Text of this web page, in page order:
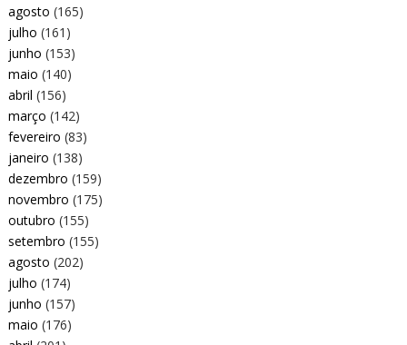
agosto (165)
julho (161)
junho (153)
maio (140)
abril (156)
março (142)
fevereiro (83)
janeiro (138)
dezembro (159)
novembro (175)
outubro (155)
setembro (155)
agosto (202)
julho (174)
junho (157)
maio (176)